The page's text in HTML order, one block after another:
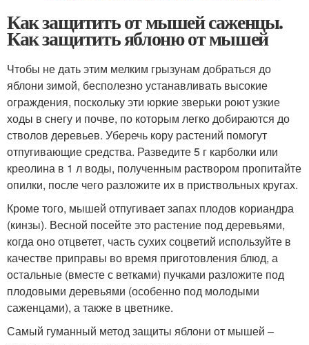
Как защитить от мышей саженцы.
Как защитить яблоню от мышей
Чтобы не дать этим мелким грызунам добраться до
яблони зимой, бесполезно устанавливать высокие
ограждения, поскольку эти юркие зверьки роют узкие
ходы в снегу и почве, по которым легко добираются до
стволов деревьев. Уберечь кору растений помогут
отпугивающие средства. Разведите 5 г карболки или
креолина в 1 л воды, полученным раствором пропитайте
опилки, после чего разложите их в приствольных кругах.
Кроме того, мышей отпугивает запах плодов кориандра
(кинзы). Весной посейте это растение под деревьями,
когда оно отцветет, часть сухих соцветий используйте в
качестве приправы во время приготовления блюд, а
остальные (вместе с ветками) пучками разложите под
плодовыми деревьями (особенно под молодыми
саженцами), а также в цветнике.
Самый гуманный метод защиты яблони от мышей –